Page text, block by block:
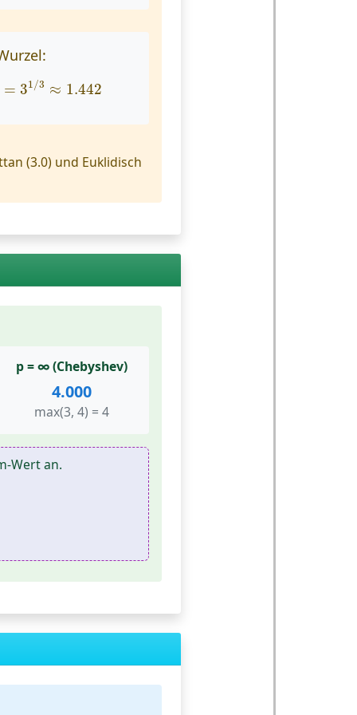
= 31/3 ≈ 1.442
1/3 ≈ 1.442
(3.0) und Euklidisch
p = ∞ (Chebyshev)
4.000
max(3, 4) = 4
Wert an.